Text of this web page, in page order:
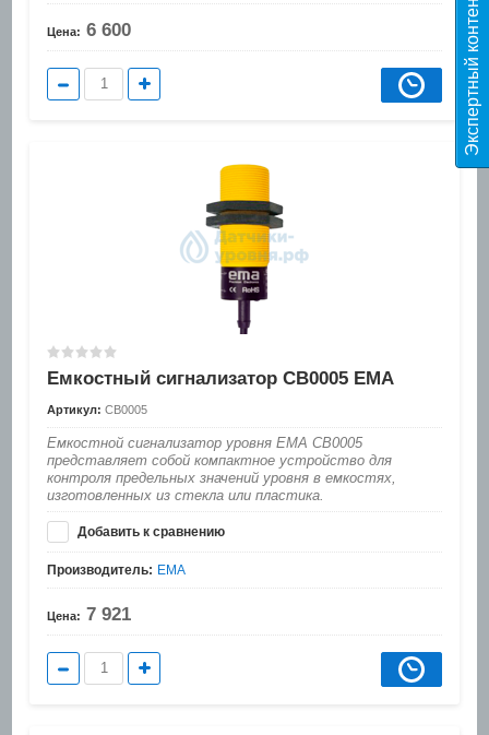
Экспертный контент
Цена: 6 600
Емкостный сигнализатор CB0005 EMA
Артикул: CB0005
Емкостной сигнализатор уровня EMA CB0005
представляет собой компактное устройство для
контроля предельных значений уровня в емкостях,
изготовленных из стекла или пластика.
Добавить к сравнению
Производитель: EMA
Цена: 7 921